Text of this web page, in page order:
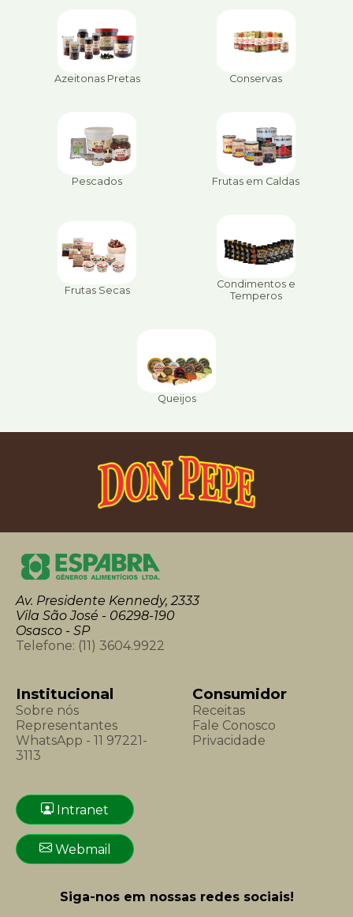
Azeitonas Pretas Conservas
Pescados Frutas em Caldas
Frutas Secas
Condimentos e
Temperos
Queijos
Av. Presidente Kennedy, 2333
Vila São José - 06298-190
Osasco - SP
Telefone: (11) 3604.9922
Institucional
Sobre nós
Representantes
WhatsApp - 11 97221-
3113
Consumidor
Receitas
Fale Conosco
Privacidade
Intranet
Webmail
Siga-nos em nossas redes sociais!